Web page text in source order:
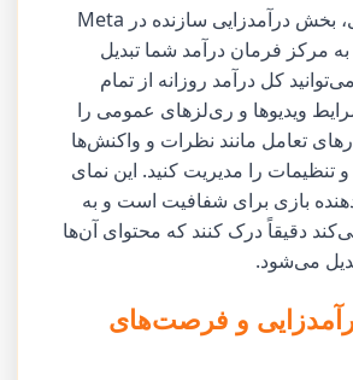
پس از فعال‌سازی، بخش درآمدزایی سازنده در Meta
Business Suite به مرکز فرمان درآمد شما تبدیل
کل درآمد روزانه از تمام
ویدیوها و ری‌لزهای عمومی را
تعامل مانند نظرات و واکنش‌ها
و تنظیمات را مدیریت کنید. این نمای
بازی برای شفافیت است و به
دقیقاً درک کنند که محتوای آن‌ها
می‌شود.
و فرصت‌های